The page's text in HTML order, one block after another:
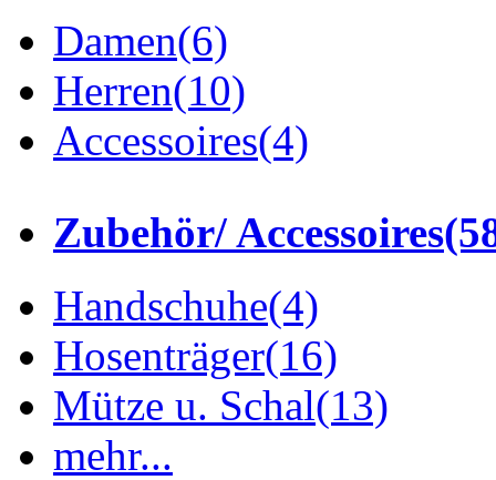
Damen(6)
Herren(10)
Accessoires(4)
Zubehör/ Accessoires
Handschuhe(4)
Hosenträger(16)
Mütze u. Schal(13)
mehr...